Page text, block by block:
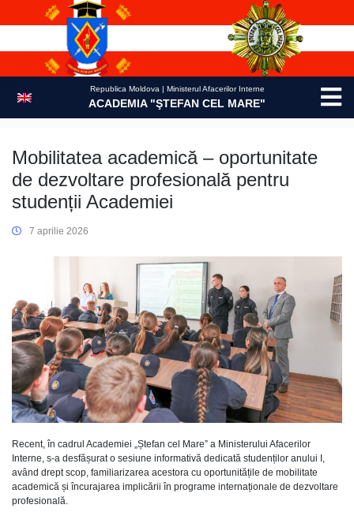
Republica Moldova | Ministerul Afacerilor Interne
ACADEMIA "ŞTEFAN CEL MARE"
Mobilitatea academică – oportunitate
de dezvoltare profesională pentru
studenții Academiei
7 aprilie 2026
Recent, în cadrul Academiei „Ștefan cel Mare” a Ministerului Afacerilor
Interne, s-a desfășurat o sesiune informativă dedicată studenților anului I,
având drept scop, familiarizarea acestora cu oportunitățile de mobilitate
academică și încurajarea implicării în programe internaționale de dezvoltare
profesională.